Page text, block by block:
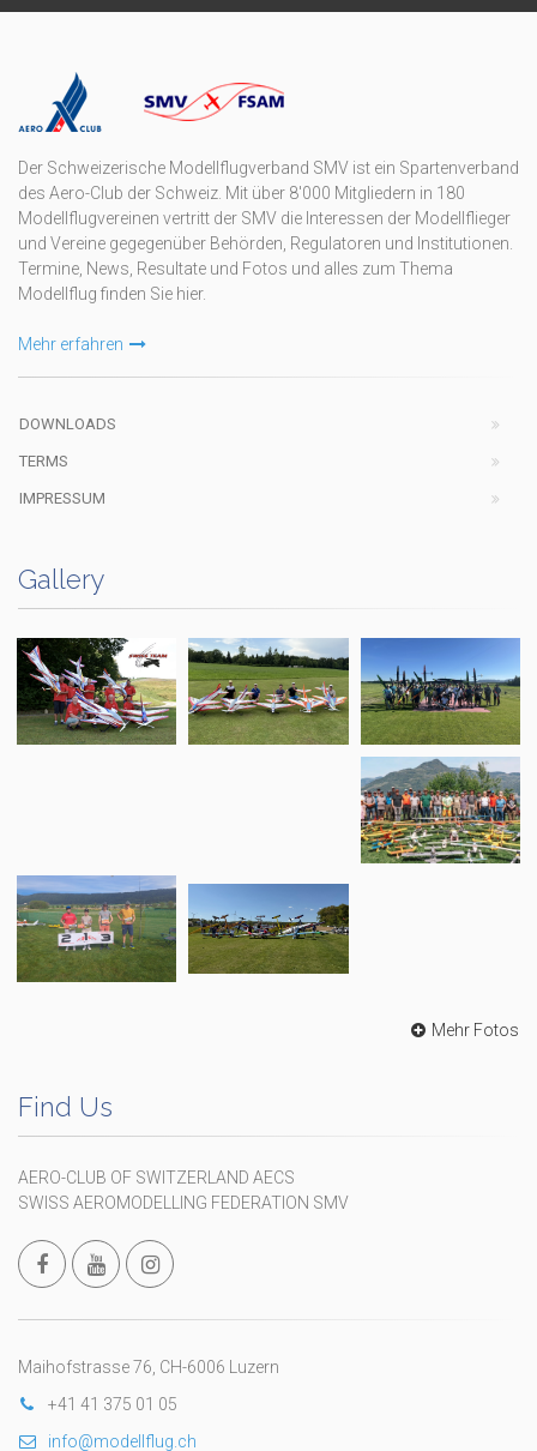
Der Schweizerische Modellflugverband SMV ist ein Spartenverband
des Aero-Club der Schweiz. Mit über 8'000 Mitgliedern in 180
Modellflugvereinen vertritt der SMV die Interessen der Modellflieger
und Vereine gegegenüber Behörden, Regulatoren und Institutionen.
Termine, News, Resultate und Fotos und alles zum Thema
Modellflug finden Sie hier.
Mehr erfahren
DOWNLOADS
TERMS
IMPRESSUM
Gallery
Mehr Fotos
Find Us
AERO-CLUB OF SWITZERLAND AECS
SWISS AEROMODELLING FEDERATION SMV
Maihofstrasse 76, CH-6006 Luzern
+41 41 375 01 05
info@modellflug.ch